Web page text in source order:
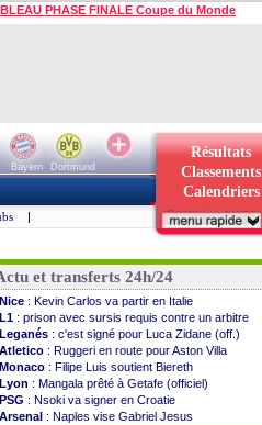
PHASE FINALE Coupe du Monde
Bayern
Dortmund
Résultats
Classements
Calendriers
|
et transferts 24h/24
Nice : Kevin Carlos va partir en Italie
L1 : prison avec sursis requis contre un arbitre
Leganés : c'est signé pour Luca Zidane (off.)
Atletico : Ruggeri en route pour Aston Villa
Monaco : Filipe Luis soutient Biereth
Lyon : Mangala prêté à Getafe (officiel)
PSG : Nsoki va signer en Croatie
Arsenal : Naples vise Gabriel Jesus